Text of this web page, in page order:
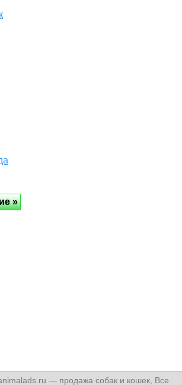
— продажа собак и кошек, Все